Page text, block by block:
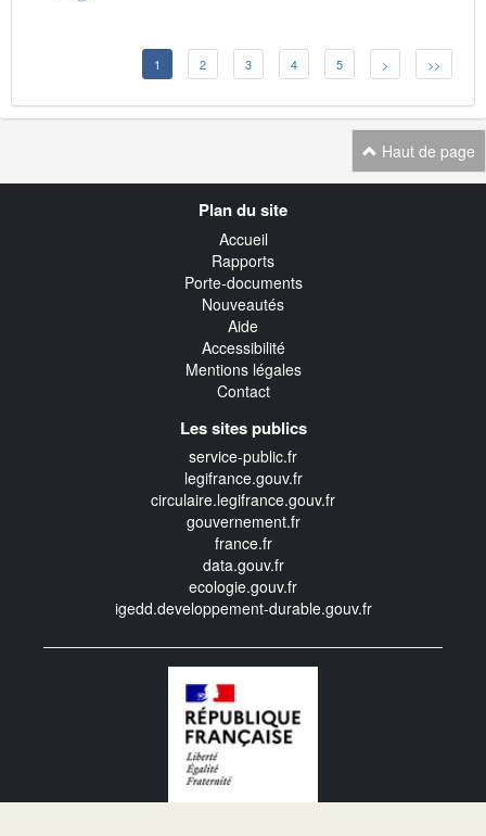
1 2 3 4 5 > >>
Haut de page
Plan du site
Accueil
Rapports
Porte-documents
Nouveautés
Aide
Accessibilité
Mentions légales
Contact
Les sites publics
service-public.fr
legifrance.gouv.fr
circulaire.legifrance.gouv.fr
gouvernement.fr
france.fr
data.gouv.fr
ecologie.gouv.fr
igedd.developpement-durable.gouv.fr